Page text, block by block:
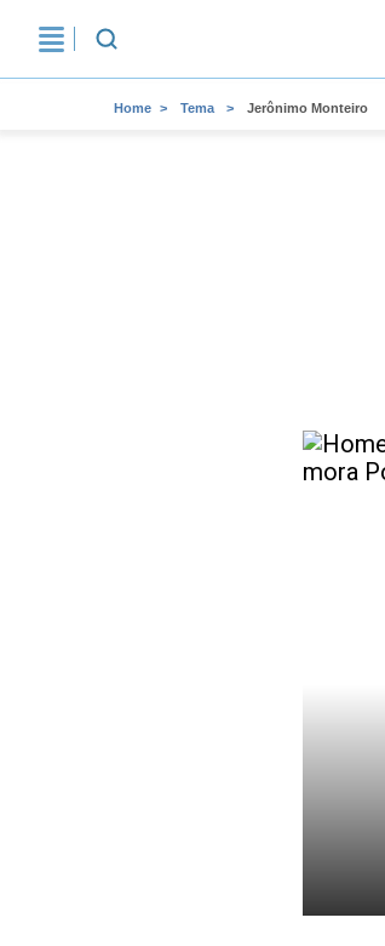
Home Tema Jerônimo Monteiro